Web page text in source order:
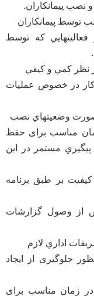
نصب پيمانكاران.
توسط پيمانكاران
كه توسط
نظر كمي و كيفي
در خصوص عمليات
وضعيتهاي نصب
مناسب برای حفظ
مستمر در اين
بر طبق برنامه
از وصول گزارشات
اداري لازم
جلوگیری از ایجاد
زمان مناسب برای